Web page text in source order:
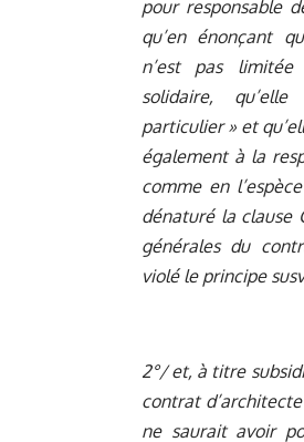
pour responsable
qu’en énonçant
n’est pas
solidaire,
particulier » et
également à la
comme en
dénaturé la clause
générales du
violé le principe
2°/ et, à titre
contrat
ne saurait avoir